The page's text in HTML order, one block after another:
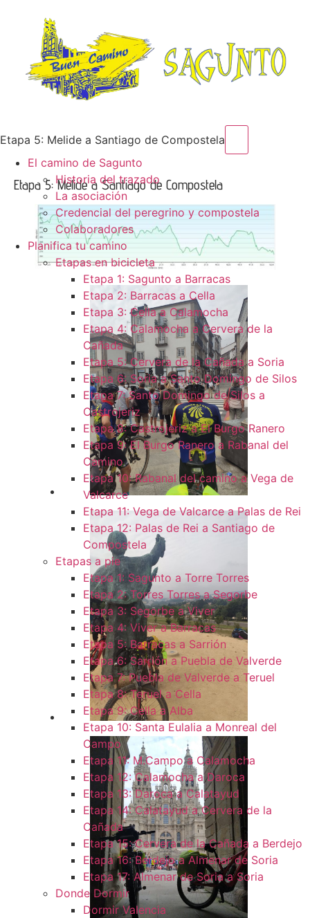
Etapa 5: Melide a Santiago de Compostela
El camino de Sagunto
Historia del trazado
La asociación
Credencial del peregrino y compostela
Colaboradores
Planifica tu camino
Etapas en bicicleta
Etapa 1: Sagunto a Barracas
Etapa 2: Barracas a Cella
Etapa 3: Cella a Calamocha
Etapa 4: Calamocha a Cervera de la
Cañada
Etapa 5: Cervera de la Cañada a Soria
Etapa 6: Soria a Santo Domingo de Silos
Etapa 7: Santo Domingo de Silos a
Castrojeriz
Etapa 8: Castrojeriz a El Burgo Ranero
Etapa 9: El Burgo Ranero a Rabanal del
Camino
Etapa 10: Rabanal del camino a Vega de
Valcarce
Etapa 11: Vega de Valcarce a Palas de Rei
Etapa 12: Palas de Rei a Santiago de
Compostela
Etapas a pie
Etapa 1: Sagunto a Torre Torres
Etapa 2: Torres Torres a Segorbe
Etapa 3: Segorbe a Viver
Etapa 4: Viver a Barracas
Etapa 5: Barracas a Sarrión
Etapa 6: Sarrión a Puebla de Valverde
Etapa 7: Puebla de Valverde a Teruel
Etapa 8: Teruel a Cella
Etapa 9: Cella a Alba
Etapa 10: Santa Eulalia a Monreal del
Campo​
Etapa 11: M.Campo a Calamocha​
Etapa 12: Calamocha a Daroca ​
Etapa 13: Daroca a Calatayud
Etapa 14: Calatayud a Cervera de la
Cañada​
Etapa 15: Cervera de la Cañada a Berdejo
Etapa 16: Berdejo a Almenar de Soria
Etapa 17: Almenar de Soria a Soria ​
Donde Dormir
Dormir Valencia
Etapa 5: Melide a Santiago de Compostela